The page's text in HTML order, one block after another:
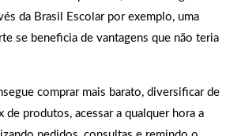
da Brasil Escolar por exemplo, uma
se beneficia de vantagens que não teria
comprar mais barato, diversificar de
de produtos, acessar a qualquer hora a